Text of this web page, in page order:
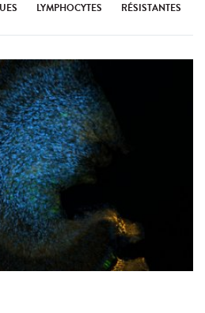
LYMPHOCYTES RÉSISTANTES